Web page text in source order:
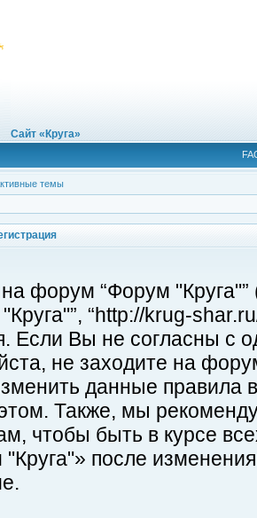
Сайт «Круга»
темы
форум “Форум
“http://krug-
Если Вы не согласны с
не заходите на
данные правила
Также, мы
чтобы быть в курсе
после